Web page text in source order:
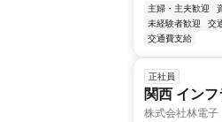
主婦・主夫歓迎
未経験者歓迎
交
交通費支給
正社員
関西 イン
株式会社林電子